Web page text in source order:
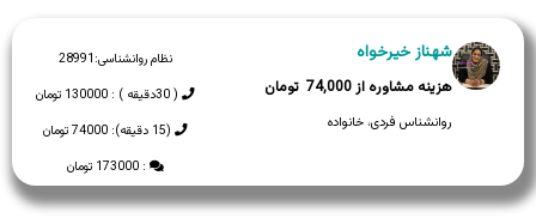
نظام روانشناسی:28991
( 30دقیقه ) : 130000 تومان
(15 دقیقه): 74000 تومان
: 173000 تومان
شهناز خیرخواه
74,000
روانشناس فردی، خانواده